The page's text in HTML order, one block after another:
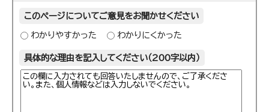
このページについてご意見をお聞かせください
わかりやすかった わかりにくかった
具体的な理由を記入してください（200字以内）